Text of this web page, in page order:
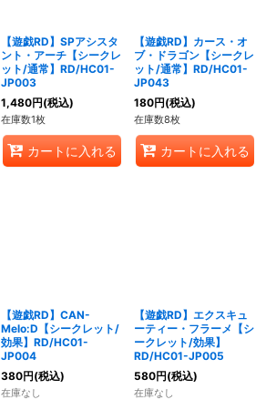
【遊戯RD】SPアシスタ
ント・アーチ【シークレ
ット/通常】RD/HC01-
JP003
1,480円(税込)
在庫数1枚
カートに入れる
【遊戯RD】カース・オ
ブ・ドラゴン【シークレ
ット/通常】RD/HC01-
JP043
180円(税込)
在庫数8枚
カートに入れる
【遊戯RD】CAN-
Melo:D【シークレット/
効果】RD/HC01-
JP004
380円(税込)
在庫なし
【遊戯RD】エクスキュ
ーティー・フラーメ【シ
ークレット/効果】
RD/HC01-JP005
580円(税込)
在庫なし